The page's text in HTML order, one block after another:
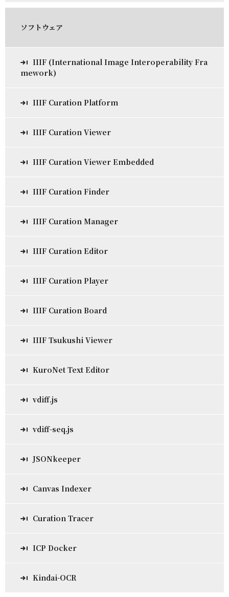
ソフトウェア
IIIF (International Image Interoperability Fra
mework)
IIIF Curation Platform
IIIF Curation Viewer
IIIF Curation Viewer Embedded
IIIF Curation Finder
IIIF Curation Manager
IIIF Curation Editor
IIIF Curation Player
IIIF Curation Board
IIIF Tsukushi Viewer
KuroNet Text Editor
vdiff.js
vdiff-seq.js
JSONkeeper
Canvas Indexer
Curation Tracer
ICP Docker
Kindai-OCR